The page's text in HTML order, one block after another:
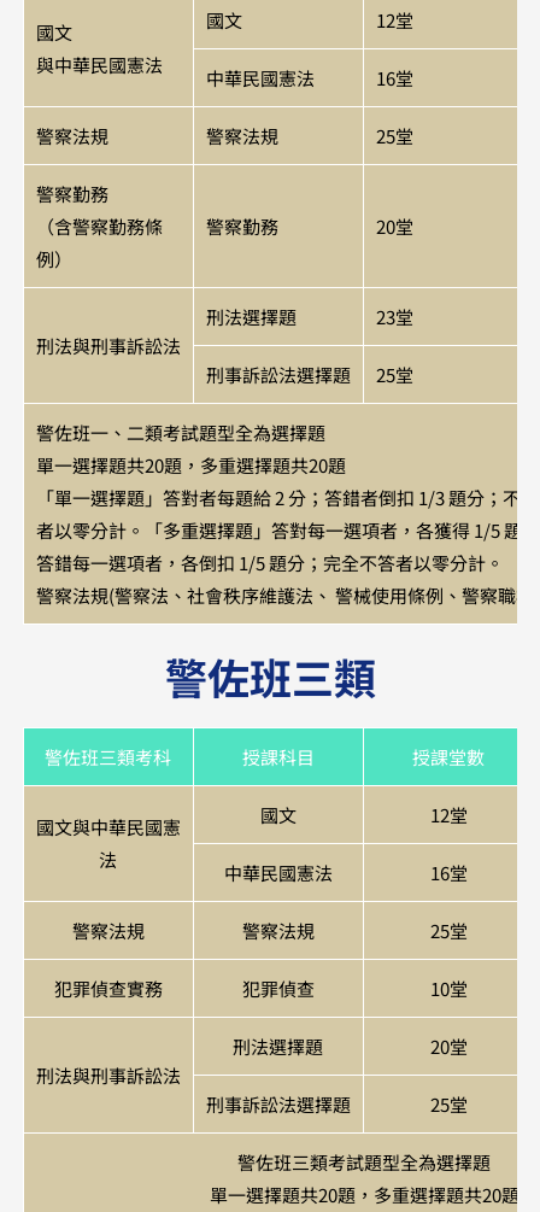
國文
與中華民國憲法
國文 12堂
中華民國憲法 16堂
警察法規 警察法規 25堂
警察勤務
（含警察勤務條
例）
警察勤務 20堂
刑法與刑事訴訟法
刑法選擇題 23堂
刑事訴訟法選擇題 25堂
警佐班一、二類考試題型全為選擇題
單一選擇題共20題，多重選擇題共20題
「單一選擇題」答對者每題給 2 分；答錯者倒扣 1/3 題分；不答
者以零分計。「多重選擇題」答對每一選項者，各獲得 1/5 題
答錯每一選項者，各倒扣 1/5 題分；完全不答者以零分計。
警察法規(警察法、社會秩序維護法、 警械使用條例、警察職權
警佐班三類
警佐班三類考科 授課科目 授課堂數
國文與中華民國憲
法
國文 12堂
中華民國憲法 16堂
警察法規 警察法規 25堂
犯罪偵查實務 犯罪偵查 10堂
刑法與刑事訴訟法
刑法選擇題 20堂
刑事訴訟法選擇題 25堂
警佐班三類考試題型全為選擇題
單一選擇題共20題，多重選擇題共20題